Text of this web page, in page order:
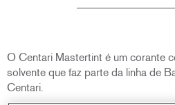
O Centari Mastertint é um corante
solvente que faz parte da linha de
Centari.